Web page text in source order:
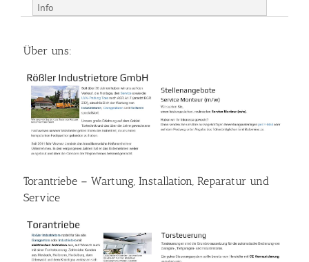
Info
Über uns:
Torantriebe – Wartung, Installation, Reparatur und
Service